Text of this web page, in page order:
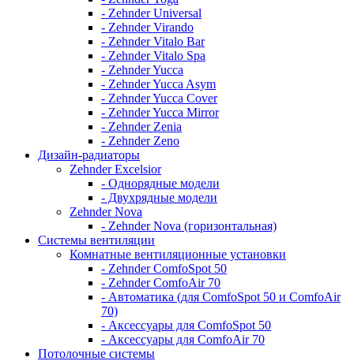
- Zehnder Universal
- Zehnder Virando
- Zehnder Vitalo Bar
- Zehnder Vitalo Spa
- Zehnder Yucca
- Zehnder Yucca Asym
- Zehnder Yucca Cover
- Zehnder Yucca Mirror
- Zehnder Zenia
- Zehnder Zeno
Дизайн-радиаторы
Zehnder Excelsior
- Однорядные модели
- Двухрядные модели
Zehnder Nova
- Zehnder Nova (горизонтальная)
Системы вентиляции
Комнатные вентиляционные установки
- Zehnder ComfoSpot 50
- Zehnder ComfoAir 70
- Автоматика (для ComfoSpot 50 и ComfoAir
70)
- Аксессуары для ComfoSpot 50
- Аксессуары для ComfoAir 70
Потолочные системы